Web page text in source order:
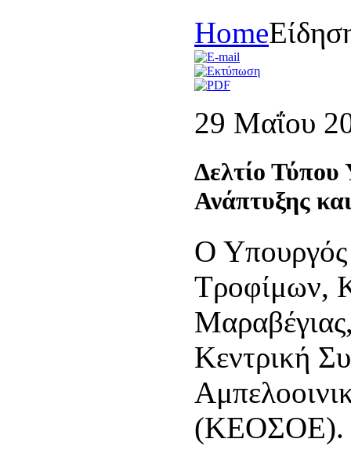
Home
29 Μαΐου
Δελτίο Τύπου
Ανάπτυξης
Ο Υπουργός
Τροφίμων,
Κεντρική
(ΚΕΟΣΟΕ).